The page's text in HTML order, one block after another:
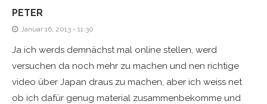
PETER
Januar 16, 2013 - 11:30
Ja ich werds demnächst mal online stellen, werd
versuchen da noch mehr zu machen und nen richtige
video über Japan draus zu machen, aber ich weiss net
ob ich dafür genug material zusammenbekomme und